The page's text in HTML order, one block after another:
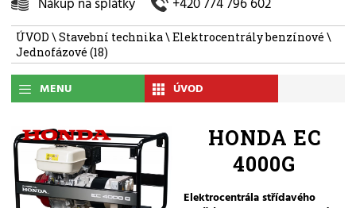
ÚVOD \Stavební technika\Elektrocentrály benzínové \
Jednofázové (18)
MENU ÚVOD
HONDA EC
4000G
Elektrocentrála střídavého